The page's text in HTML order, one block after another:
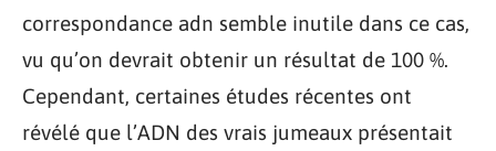
correspondance adn semble inutile dans ce cas,
vu qu’on devrait obtenir un résultat de 100 %.
Cependant, certaines études récentes ont
révélé que l’ADN des vrais jumeaux présentait